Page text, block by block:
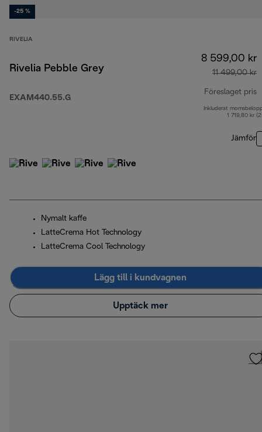
-25 %
RIVELIA
Rivelia Pebble Grey
EXAM440.55.G
8 599,00 kr
11 499,00 kr
Föreslaget pris
Inkluderat
1 719,80 kr
Jämför
Nymalt kaffe
LatteCrema Hot Technology
LatteCrema Cool Technology
Lägg till i kundvagnen
Upptäck mer